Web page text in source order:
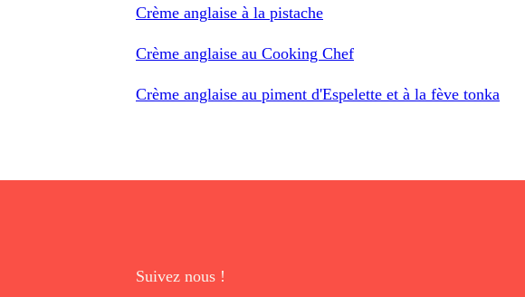
Crème anglaise à la pistache
Crème anglaise au Cooking Chef
Crème anglaise au piment d'Espelette et à la fève tonka
Suivez nous !